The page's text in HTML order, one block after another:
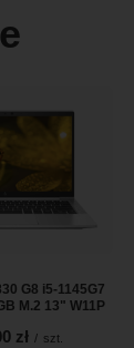
G8 i5-1145G7
M.2 13" W11P
zł / szt.